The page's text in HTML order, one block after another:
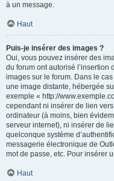
à un message.
Haut
Puis-je insérer des images ?
Oui, vous pouvez insérer des
du forum ont autorisé l’insertion
images sur le forum. Dans le
une image distante, hébergée
exemple « http://
cependant ni insérer de lien
ordinateur (à moins, bien
serveur internet), ni insérer de
quelconque système
messagerie électronique de
mot de passe, etc. Pour insérer
Haut